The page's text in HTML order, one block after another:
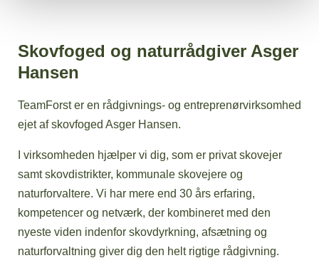
Skovfoged og naturrådgiver Asger
Hansen
TeamForst er en rådgivnings- og entreprenørvirksomhed
ejet af skovfoged Asger Hansen.
I virksomheden hjælper vi dig, som er privat skovejer
samt skovdistrikter, kommunale skovejere og
naturforvaltere. Vi har mere end 30 års erfaring,
kompetencer og netværk, der kombineret med den
nyeste viden indenfor skovdyrkning, afsætning og
naturforvaltning giver dig den helt rigtige rådgivning.